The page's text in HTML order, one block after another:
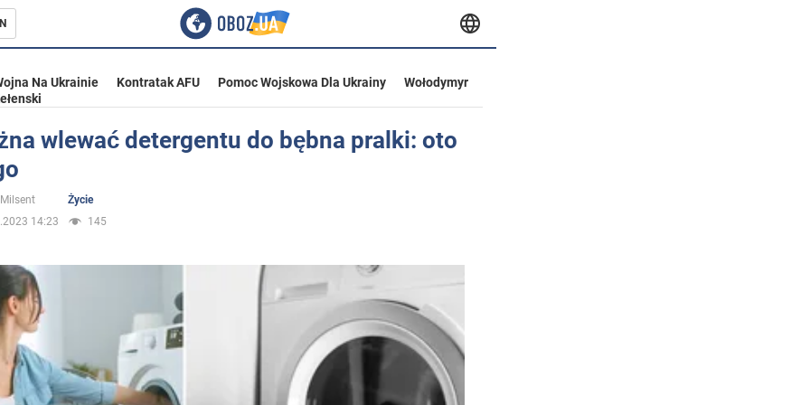
Ukrainie
Na Ukrainie Kontratak AFU Pomoc Wojskowa Dla Ukrainy
Wołodymyr
wlewać detergentu do bębna pralki: oto
Życie
14:23
145